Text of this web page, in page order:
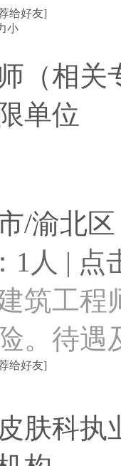
给好友]
小
（相关
单位
/渝北区
1人 | 点
筑工程
。待遇
给好友]
肤科执